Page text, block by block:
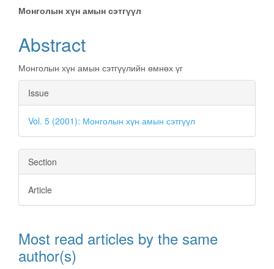
Main
Article
Content
Монголын хүн амын сэтгүүл
Abstract
Монголын хүн амын сэтгүүлийн өмнөх үг
Article
Details
Issue
Vol. 5 (2001): Монголын хүн амын сэтгүүл
Section
Article
Most read articles by the same
author(s)